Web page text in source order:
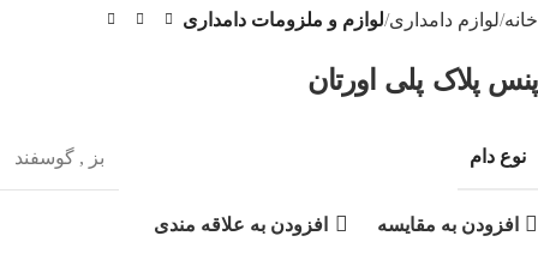
خانه لوازم دامداری لوازم و ملزومات دامداری
پنس پلاک پلی اورتان
نوع دام بز , گوسفند
افزودن به مقایسه افزودن به علاقه مندی